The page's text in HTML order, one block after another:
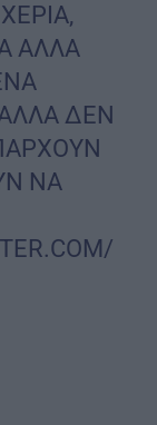
ΑΛΛΑ
ΔΕΝ
ΝΑ